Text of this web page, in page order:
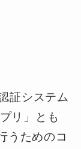
証システム
リ」とも
うためのコ